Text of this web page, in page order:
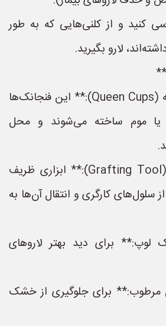
کنید و از کلنی‌هایی که به طور
لارو بگیرید.
* **فنجانک‌های ملکه (Queen Cups):** این فنجانک‌ها
یا موم ساخته می‌شوند و محل
* **شانه گرافتینگ (Grafting Tool):** ابزاری ظریف
سلول‌های کارگری و انتقال آن‌ها به
لوپ:** برای دید بهتر لاروهای
برای جلوگیری از خشک